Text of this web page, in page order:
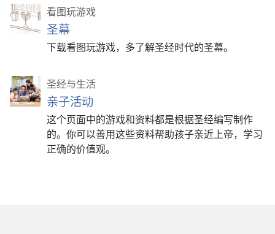
看图玩游戏
圣幕
下载看图玩游戏，多了解圣经时代的圣幕。
圣经与生活
亲子活动
这个页面中的游戏和资料都是根据圣经编写制作
的。你可以善用这些资料帮助孩子亲近上帝，学习
正确的价值观。